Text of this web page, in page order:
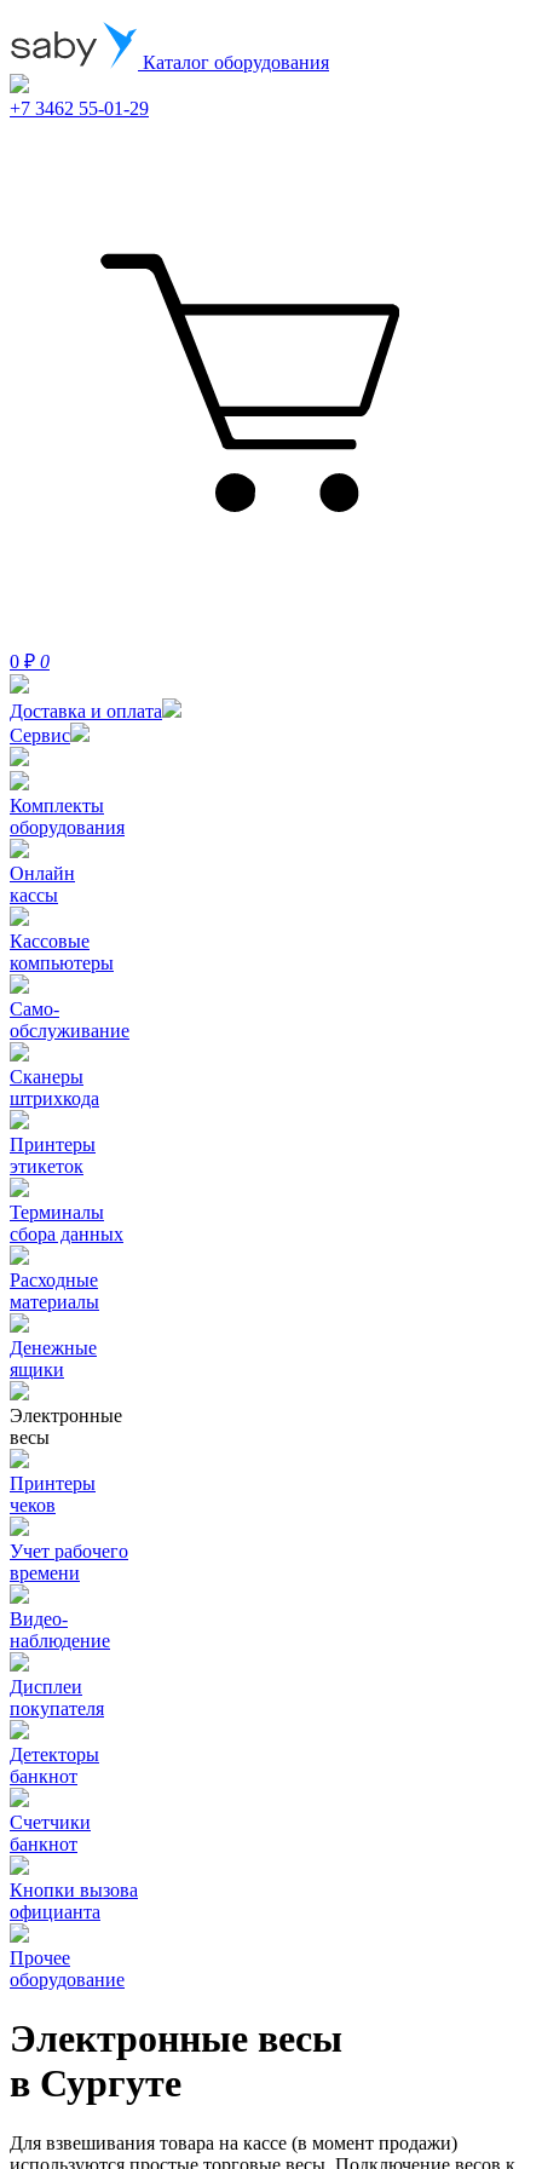
Каталог оборудования
+7 3462 55-01-29
0 ₽ 0
Доставка и оплата
Сервис
Комплекты
оборудования
Онлайн
кассы
Кассовые
компьютеры
Само-
обслуживание
Сканеры
штрихкода
Принтеры
этикеток
Терминалы
сбора данных
Расходные
материалы
Денежные
ящики
Электронные
весы
Принтеры
чеков
Учет рабочего
времени
Видео‑
наблюдение
Дисплеи
покупателя
Детекторы
банкнот
Счетчики
банкнот
Кнопки вызова
официанта
Прочее
оборудование
Электронные весы
в Сургуте
Для взвешивания товара на кассе (в момент продажи)
используются простые торговые весы. Подключение весов к